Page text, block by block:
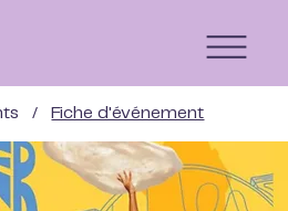
/ Fiche d'événement